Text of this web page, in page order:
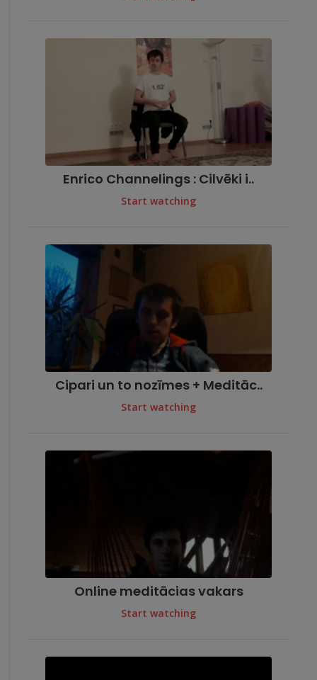
Enrico Channelings : Cilvēki i..
Start watching
Cipari un to nozīmes + Meditāc..
Start watching
Online meditācias vakars
Start watching